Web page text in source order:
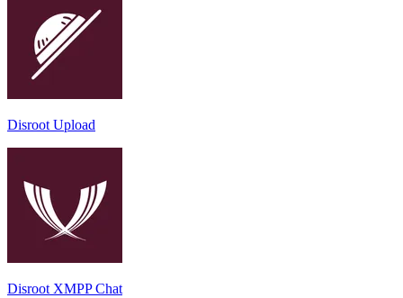
Disroot Upload
Disroot XMPP Chat